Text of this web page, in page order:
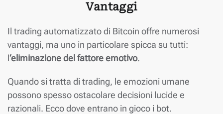
Vantaggi
Il trading automatizzato di Bitcoin offre numerosi
vantaggi, ma uno in particolare spicca su tutti:
l‘eliminazione del fattore emotivo.
Quando si tratta di trading, le emozioni umane
possono spesso ostacolare decisioni lucide e
razionali. Ecco dove entrano in gioco i bot.